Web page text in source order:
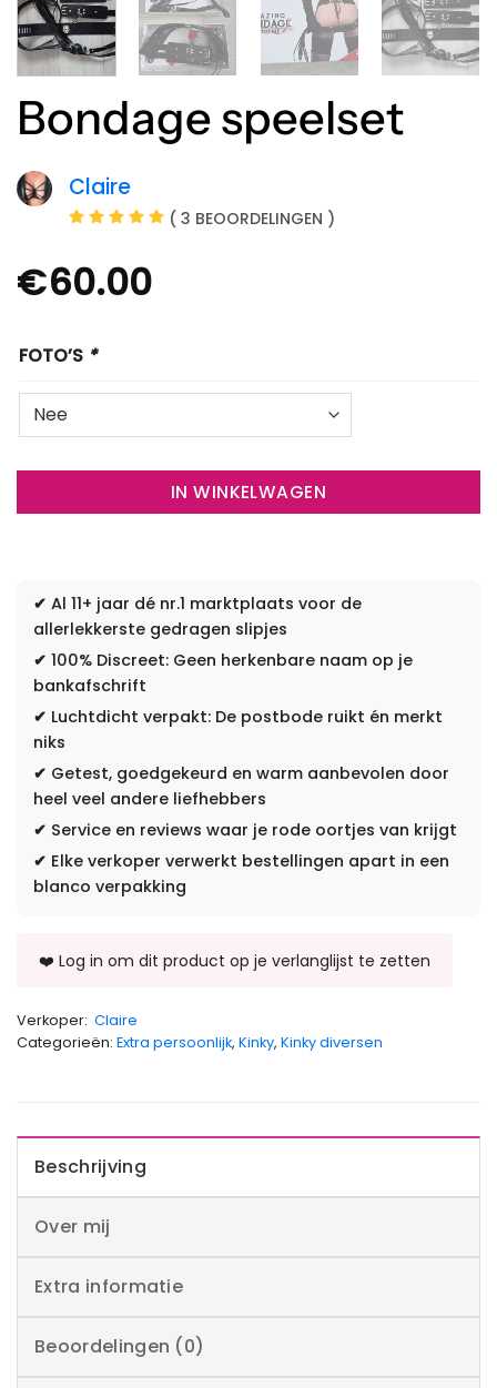
Bondage speelset
Claire
( 3 BEOORDELINGEN )
€60.00
FOTO’S *
IN WINKELWAGEN
✔ Al 11+ jaar dé nr.1 marktplaats voor de
allerlekkerste gedragen slipjes
✔ 100% Discreet: Geen herkenbare naam op je
bankafschrift
✔ Luchtdicht verpakt: De postbode ruikt én merkt
niks
✔ Getest, goedgekeurd en warm aanbevolen door
heel veel andere liefhebbers
✔ Service en reviews waar je rode oortjes van krijgt
✔ Elke verkoper verwerkt bestellingen apart in een
blanco verpakking
Verkoper: Claire
Categorieën: Extra persoonlijk, Kinky, Kinky diversen
Beschrijving
Over mij
Extra informatie
Beoordelingen (0)